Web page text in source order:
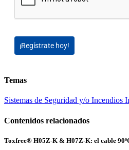
¡Regístrate hoy!
Temas
Sistemas de Seguridad y/o Incendios
Contenidos relacionados
Toxfree® H05Z-K & H07Z-K: el cable